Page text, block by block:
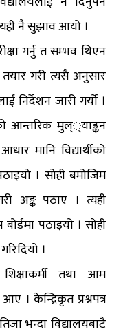
नै सुझाव आयो ।
गर्नु त सम्भव थिएन
गरी त्यसै अनुसार
निर्देशन जारी गर्यो ।
आन्तरिक मुल््याङ्कन
मानि विद्यार्थीको
। सोही बमोजिम
अङ्क पठाए । त्यही
पठाइयो । सोही
।
तथा आम
। केन्द्रिकृत प्रश्नपत्र
भन्दा विद्यालयबाटै